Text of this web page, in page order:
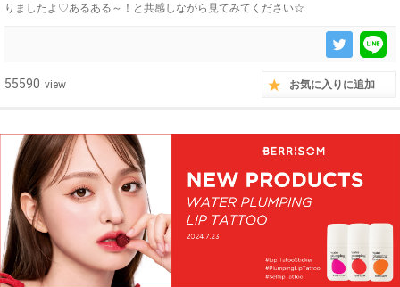
りましたよ♡あるある～！と共感しながら見てみてください☆
55590 view お気に入りに追加